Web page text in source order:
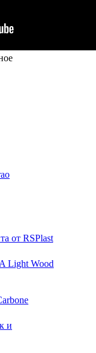
от RSPlast
Light Wood
и